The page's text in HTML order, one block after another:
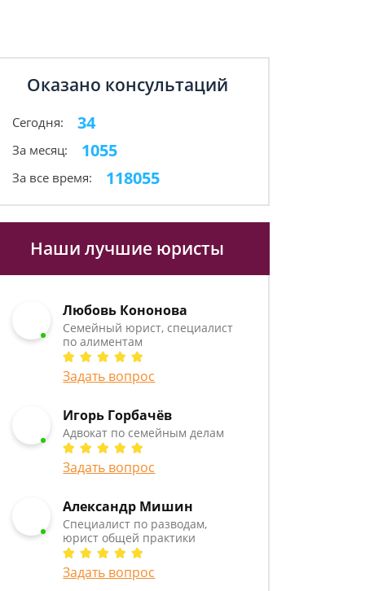
Оказано консультаций
Сегодня: 34
За месяц: 1055
За все время: 118055
Наши лучшие юристы
Любовь Кононова
Семейный юрист, специалист
по алиментам
Задать вопрос
Игорь Горбачёв
Адвокат по семейным делам
Задать вопрос
Александр Мишин
Специалист по разводам,
юрист общей практики
Задать вопрос